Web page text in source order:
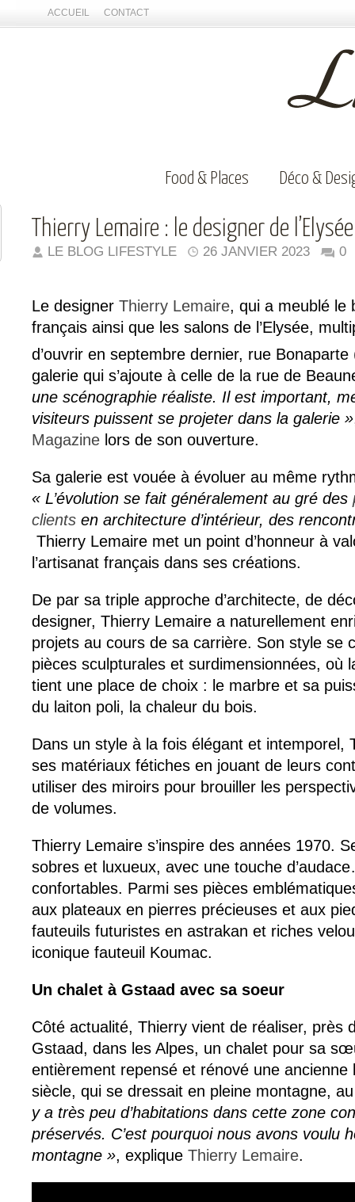
ACCUEIL CONTACT
Food & Places Déco &
Thierry Lemaire : le designer de l’Elysée
LE BLOG LIFESTYLE 26 JANVIER 2023 0
Le designer Thierry Lemaire, qui a meublé le
français ainsi que les salons de l’Elysée,
d’ouvrir en septembre dernier, rue Bonaparte
galerie qui s’ajoute à celle de la rue de
une scénographie réaliste. Il est important,
visiteurs puissent se projeter dans la galerie »
Magazine lors de son ouverture.
Sa galerie est vouée à évoluer au même
« L’évolution se fait généralement au gré des
clients en architecture d’intérieur, des
Thierry Lemaire met un point d’honneur à
l’artisanat français dans ses créations.
De par sa triple approche d’architecte, de
designer, Thierry Lemaire a naturellement
projets au cours de sa carrière. Son style se
pièces sculpturales et surdimensionnées, où
tient une place de choix : le marbre et sa
du laiton poli, la chaleur du bois.
Dans un style à la fois élégant et intemporel,
ses matériaux fétiches en jouant de leurs
utiliser des miroirs pour brouiller les
de volumes.
Thierry Lemaire s’inspire des années 1970.
sobres et luxueux, avec une touche
confortables. Parmi ses pièces
aux plateaux en pierres précieuses et aux
fauteuils futuristes en astrakan et riches
iconique fauteuil Koumac.
Un chalet à Gstaad avec sa soeur
Côté actualité, Thierry vient de réaliser, près
Gstaad, dans les Alpes, un chalet pour sa
entièrement repensé et rénové une ancienne
siècle, qui se dressait en pleine montagne,
y a très peu d’habitations dans cette zone
préservés. C’est pourquoi nous avons voulu
montagne », explique Thierry Lemaire.